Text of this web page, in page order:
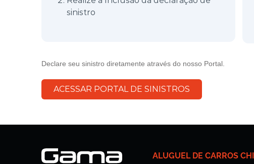
sinistro
Declare seu sinistro diretamente através do nosso Portal.
ACESSAR PORTAL DE SINISTROS
ALUGUEL DE CARROS